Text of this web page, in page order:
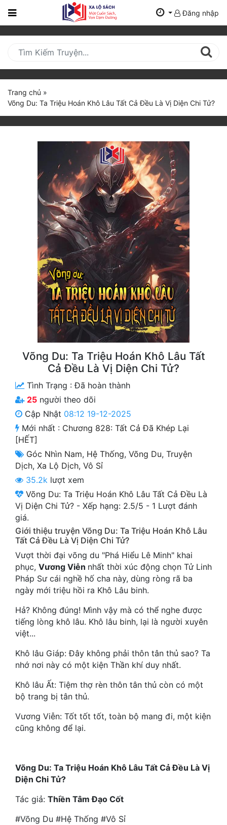
Trang
Mới
Cập
Nhật
(current)
Truyện Mới Ra
Hoàn Thành
Truyện Convert
Truyện Dịch
Truyện Nhập Môn
Truyện ngắn
Cung Đấu
Cổ Tiên Hiệp
Cổ Đại
Du Hí
Dã Sử
Dị Giới
Dị Năng
Gia Đấu
Góc Nhìn Nam
Góc Nhìn Nữ
Huyền Huyễn
Huyền Ảo
Hài Hước
Học Đường
Khoa Huyễn Không Gian
Đăng nhập
Trang chủ »
Võng Du: Ta Triệu Hoán Khô Lâu Tất Cả Đều Là Vị Diện Chi Tử?
Võng Du: Ta Triệu Hoán Khô Lâu Tất
Cả Đều Là Vị Diện Chi Tử?
Tình Trạng :Đã hoàn thành
25 người theo dõi
Cập Nhật 08:12 19-12-2025
Mới nhất : Chương 828: Tất Cả Đã Khép Lại
[HẾT]
Góc Nhìn Nam, Hệ Thống, Võng Du, Truyện
Dịch, Xa Lộ Dịch, Vô Sỉ
35.2k lượt xem
Võng Du: Ta Triệu Hoán Khô Lâu Tất Cả Đều Là
Vị Diện Chi Tử? - Xếp hạng: 2.5/5 - 1 Lượt đánh
giá.
Giới thiệu truyện Võng Du: Ta Triệu Hoán Khô Lâu
Tất Cả Đều Là Vị Diện Chi Tử?
Vượt thời đại võng du "Phá Hiểu Lê Minh" khai
phục, Vương Viễn nhất thời xúc động chọn Tử Linh
Pháp Sư cái nghề hố cha này, dùng ròng rã ba
ngày mới triệu hồi ra Khô Lâu binh.
Hả? Không đúng! Mình vậy mà có thể nghe được
tiếng lòng khô lâu. Khô lâu binh, lại là người xuyên
việt...
Khô lâu Giáp: Đây không phải thôn tân thủ sao? Ta
nhớ nơi này có một kiện Thần khí duy nhất.
Khô lâu Ất: Tiệm thợ rèn thôn tân thủ còn có một
bộ trang bị tân thủ.
Vương Viễn: Tốt tốt tốt, toàn bộ mang đi, một kiện
cũng không để lại.
Võng Du: Ta Triệu Hoán Khô Lâu Tất Cả Đều Là Vị
Diện Chi Tử?
Tác giả: Thiền Tâm Đạo Cốt
#Võng Du #Hệ Thống #Vô Sỉ